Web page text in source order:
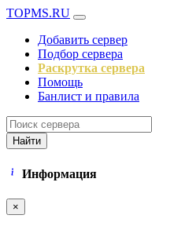
TOPMS.RU
Добавить сервер
Подбор сервера
Раскрутка сервера
Помощь
Банлист и правила
Найти
Информация
×